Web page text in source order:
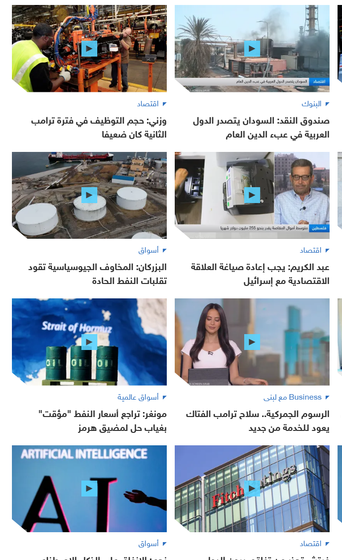
البنوك
صندوق النقد: السودان يتصدر الدول
العربية في عبء الدين العام
اقتصاد
وزني: حجم التوظيف في فترة ترامب
الثانية كان ضعيفا
اقتصاد
عبد الكريم: يجب إعادة صياغة العلاقة
الاقتصادية مع إسرائيل
أسواق
البزركان: المخاوف الجيوسياسية تقود
تقلبات النفط الحادة
Business مع لبنى
الرسوم الجمركية.. سلاح ترامب الفتاك
يعود للخدمة من جديد
أسواق عالمية
مونغر: تراجع أسعار النفط "مؤقت"
بغياب حل لمضيق هرمز
اقتصاد أسواق